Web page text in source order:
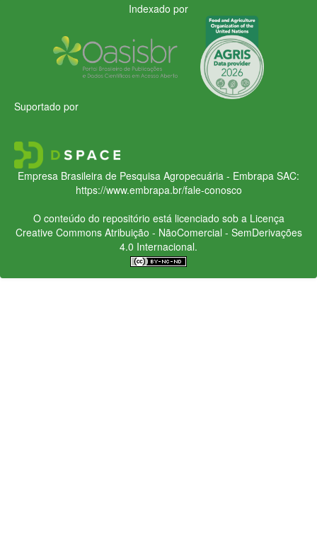
Indexado por
Suportado por
Empresa Brasileira de Pesquisa Agropecuária - Embrapa SAC:
https://www.embrapa.br/fale-conosco
O conteúdo do repositório está licenciado sob a Licença
Creative CommonsAtribuição - NãoComercial - SemDerivações
4.0 Internacional.